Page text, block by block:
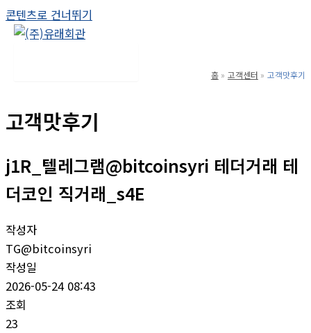
콘텐츠로 건너뛰기
홈 고객센터 고객맛후기
고객맛후기
j1R_텔레그램@bitcoinsyri 테더거래 테
더코인 직거래_s4E
작성자
TG@bitcoinsyri
작성일
2026-05-24 08:43
조회
23